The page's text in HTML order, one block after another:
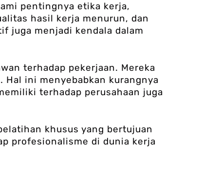
pentingnya etika kerja,
hasil kerja menurun, dan
juga menjadi kendala dalam
terhadap pekerjaan. Mereka
Hal ini menyebabkan kurangnya
terhadap perusahaan juga
khusus yang bertujuan
profesionalisme di dunia kerja